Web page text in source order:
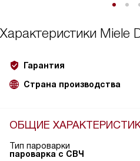
Характеристики Miele
Гарантия
Страна производства
ОБЩИЕ
Тип пароварки
пароварка с СВЧ